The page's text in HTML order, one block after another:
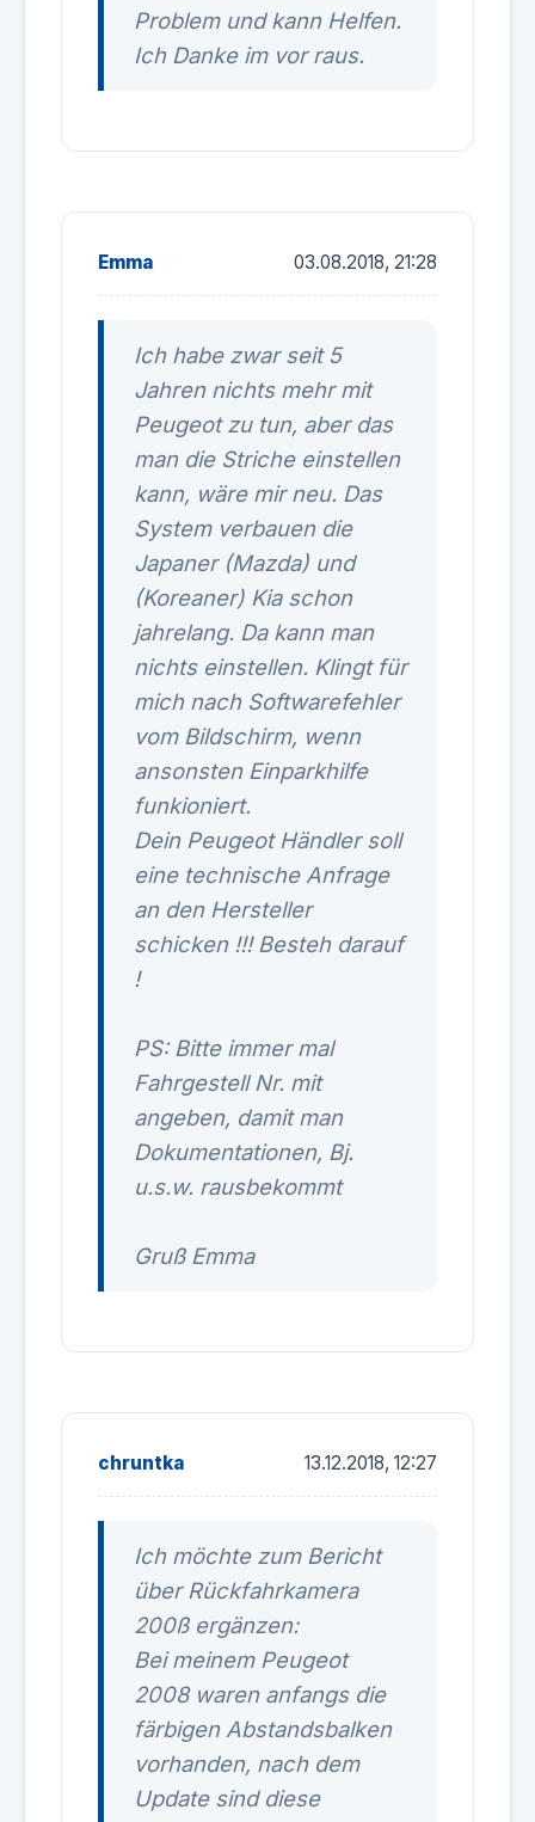
Problem und kann Helfen.
Ich Danke im vor raus.
Emma 03.08.2018, 21:28
Ich habe zwar seit 5
Jahren nichts mehr mit
Peugeot zu tun, aber das
man die Striche einstellen
kann, wäre mir neu. Das
System verbauen die
Japaner (Mazda) und
(Koreaner) Kia schon
jahrelang. Da kann man
nichts einstellen. Klingt für
mich nach Softwarefehler
vom Bildschirm, wenn
ansonsten Einparkhilfe
funkioniert.
Dein Peugeot Händler soll
eine technische Anfrage
an den Hersteller
schicken !!! Besteh darauf
!
PS: Bitte immer mal
Fahrgestell Nr. mit
angeben, damit man
Dokumentationen, Bj.
u.s.w. rausbekommt
Gruß Emma
chruntka 13.12.2018, 12:27
Ich möchte zum Bericht
über Rückfahrkamera
200ß ergänzen:
Bei meinem Peugeot
2008 waren anfangs die
färbigen Abstandsbalken
vorhanden, nach dem
Update sind diese